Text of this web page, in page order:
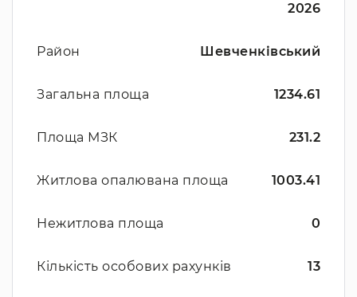
2026
Район Шевченківський
Загальна площа 1234.61
Площа МЗК 231.2
Житлова опалювана площа 1003.41
Нежитлова площа 0
Кількість особових рахунків 13